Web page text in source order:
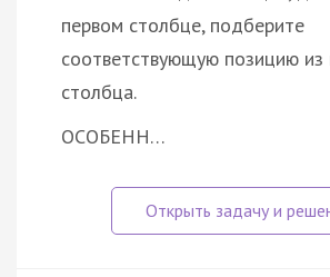
первом столбце, подберите
соответствующую позицию из
столбца.
ОСОБЕНН…